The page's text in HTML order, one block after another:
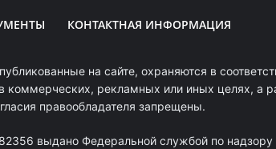
КОНТАКТНАЯ ИНФОРМАЦИЯ
на сайте, охраняются в
коммерческих, рекламных или иных целях, а
правообладателя запрещены.
выдано Федеральной службой по